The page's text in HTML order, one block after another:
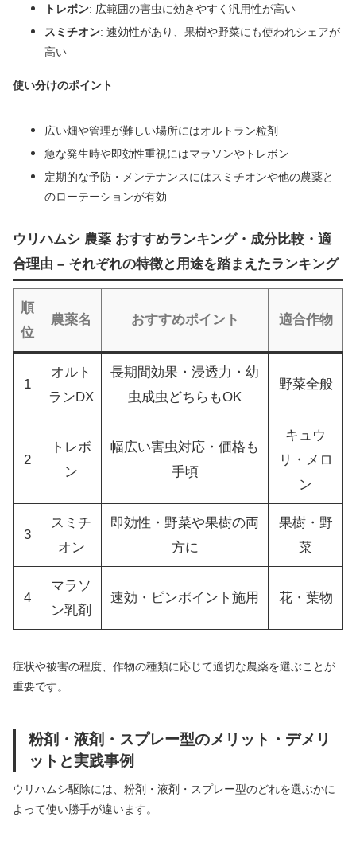
トレボン: 広範囲の害虫に効きやすく汎用性が高い
スミチオン: 速効性があり、果樹や野菜にも使われシェアが
高い
使い分けのポイント
広い畑や管理が難しい場所にはオルトラン粒剤
急な発生時や即効性重視にはマラソンやトレボン
定期的な予防・メンテナンスにはスミチオンや他の農薬と
のローテーションが有効
ウリハムシ 農薬 おすすめランキング・成分比較・適
合理由 – それぞれの特徴と用途を踏まえたランキング
順
位
農薬名 おすすめポイント 適合作物
1
オルト
ランDX
長期間効果・浸透力・幼
虫成虫どちらもOK
野菜全般
2
トレボ
ン
幅広い害虫対応・価格も
手頃
キュウ
リ・メロ
ン
3
スミチ
オン
即効性・野菜や果樹の両
方に
果樹・野
菜
4
マラソ
ン乳剤
速効・ピンポイント施用 花・葉物
症状や被害の程度、作物の種類に応じて適切な農薬を選ぶことが
重要です。
粉剤・液剤・スプレー型のメリット・デメリ
ットと実践事例
ウリハムシ駆除には、粉剤・液剤・スプレー型のどれを選ぶかに
よって使い勝手が違います。